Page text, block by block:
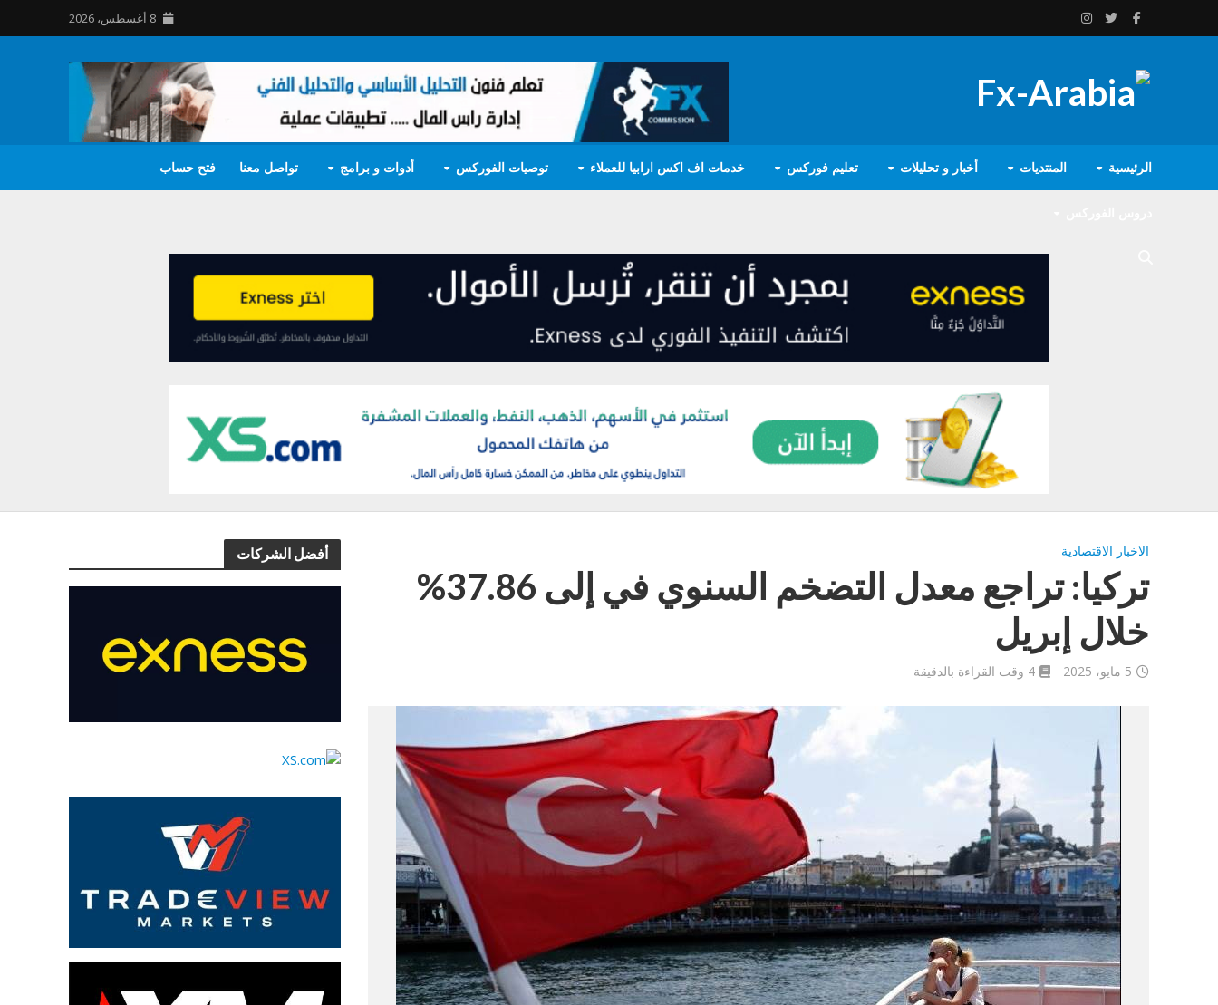
8 أغسطس، 2026
الرئيسية المنتديات أخبار و تحليلات تعليم فوركس خدمات اف اكس ارابيا للعملاء توصيات الفوركس أدوات و برامج تواصل معنا فتح حساب
أفضل الشركات الاخبار الاقتصادية
تركيا: تراجع معدل التضخم السنوي في إلى 37.86%
خلال إبريل
5 مايو، 2025 4 وقت القراءة بالدقيقة